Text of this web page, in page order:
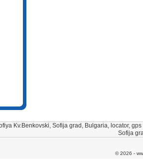
Kv.Benkovski, Sofija grad, Bulgaria, locator,
Sofija
© 2026 -